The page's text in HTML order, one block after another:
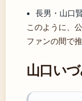
長男・山口
このように、
ファンの間で
山口い